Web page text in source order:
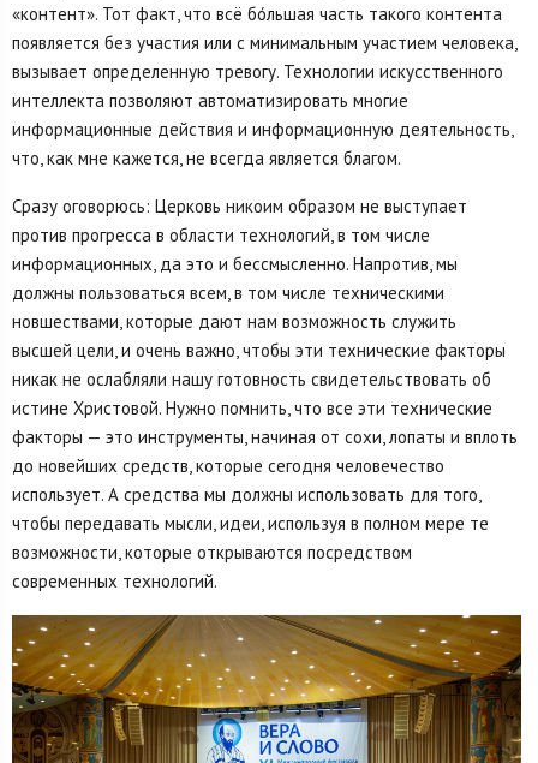
«контент». Тот факт, что всё бо́льшая часть такого контента
появляется без участия или с минимальным участием человека,
вызывает определенную тревогу. Технологии искусственного
интеллекта позволяют автоматизировать многие
информационные действия и информационную деятельность,
что, как мне кажется, не всегда является благом.
Сразу оговорюсь: Церковь никоим образом не выступает
против прогресса в области технологий, в том числе
информационных, да это и бессмысленно. Напротив, мы
должны пользоваться всем, в том числе техническими
новшествами, которые дают нам возможность служить
высшей цели, и очень важно, чтобы эти технические факторы
никак не ослабляли нашу готовность свидетельствовать об
истине Христовой. Нужно помнить, что все эти технические
факторы — это инструменты, начиная от сохи, лопаты и вплоть
до новейших средств, которые сегодня человечество
использует. А средства мы должны использовать для того,
чтобы передавать мысли, идеи, используя в полном мере те
возможности, которые открываются посредством
современных технологий.